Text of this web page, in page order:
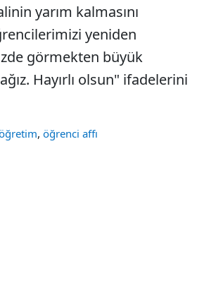
yarım kalmasını
yeniden
görmekten büyük
Hayırlı olsun" ifadelerini
, öğrenci affı